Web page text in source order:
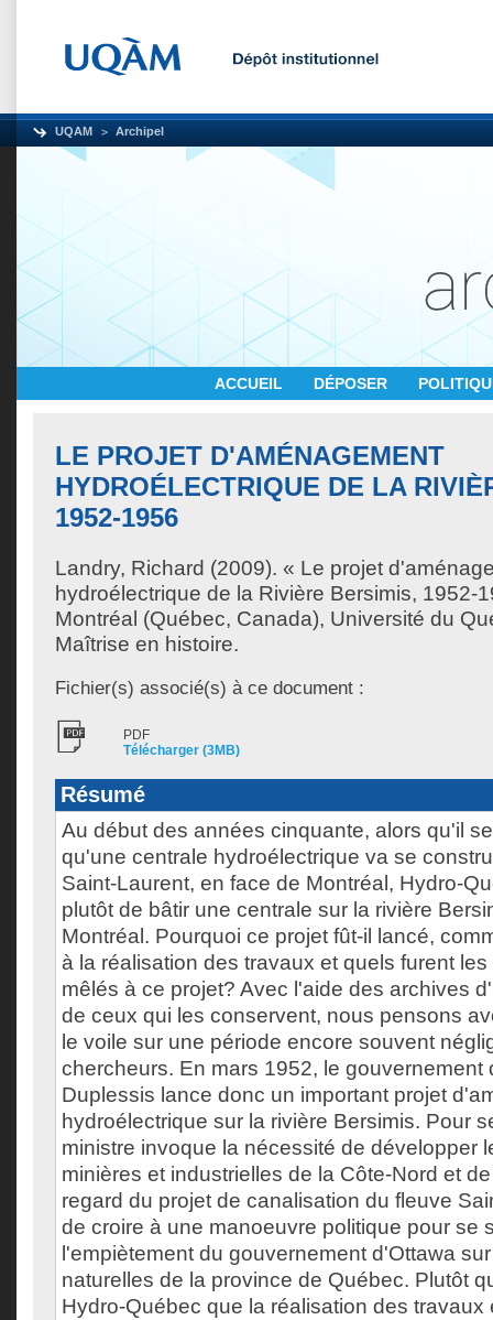
UQAM Archipel
ACCUEIL DÉPOSER
LE PROJET D'AMÉNAGEMENT
HYDROÉLECTRIQUE DE LA
1952-1956
Landry, Richard (2009). « Le projet
hydroélectrique de la Rivière Bersimis, 1952-
Montréal (Québec, Canada), Université du
Maîtrise en histoire.
Fichier(s) associé(s) à ce document :
PDF
Télécharger (3MB)
Résumé
Au début des années cinquante, alors qu'il
qu'une centrale hydroélectrique va se
Saint-Laurent, en face de Montréal, Hydro-
plutôt de bâtir une centrale sur la rivière
Montréal. Pourquoi ce projet fût-il lancé,
à la réalisation des travaux et quels furent
mêlés à ce projet? Avec l'aide des archives
de ceux qui les conservent, nous pensons
le voile sur une période encore souvent
chercheurs. En mars 1952, le gouvernement
Duplessis lance donc un important projet
hydroélectrique sur la rivière Bersimis. Pour
ministre invoque la nécessité de développer
minières et industrielles de la Côte-Nord et
regard du projet de canalisation du fleuve
de croire à une manoeuvre politique pour se
l'empiètement du gouvernement d'Ottawa
naturelles de la province de Québec. Plutôt
Hydro-Québec que la réalisation des travaux